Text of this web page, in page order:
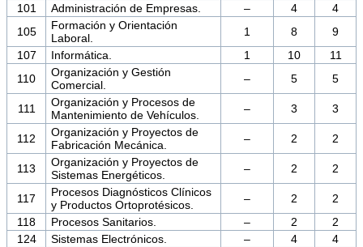
101
Administración de Empresas. – 4
4
105
Formación y Orientación
Laboral.
1 8
9
107
Informática. 1 10
11
110
Organización y Gestión
Comercial.
– 5 5
111
Organización y Procesos de
Mantenimiento de Vehículos.
– 3 3
112
Organización y Proyectos de
Fabricación Mecánica.
– 2 2
113
Organización y Proyectos de
Sistemas Energéticos.
– 2 2
117
Procesos Diagnósticos Clínicos
y Productos Ortoprotésicos.
– 2
2
118
Procesos Sanitarios. – 2
2
124
Sistemas Electrónicos. – 4
4